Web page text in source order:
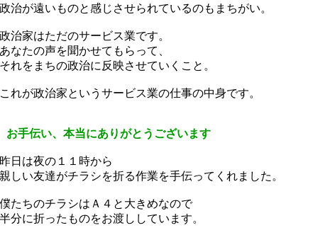
治が遠いものと感じさせられているのもまちがい。
治家はただのサービス業です。
なたの声を聞かせてもらって、
れをまちの政治に反映させていくこと。
れが政治家というサービス業の仕事の中身です。
手伝い、本当にありがとうございます
日は夜の１１時から
しい友達がチラシを折る作業を手伝ってくれました。
たちのチラシはＡ４と大きめなので
分に折ったものをお渡ししています。